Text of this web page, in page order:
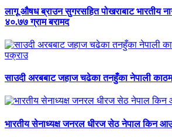
लागू औषध ब्राउन सुगरसहित पोखराबाट भारतीय
४०.७७ ग्राम बरामद
साउदी अरबबाट जहाज चढेका तनहुँका नेपाली
भारतीय सेनाध्यक्ष जनरल धीरज सेठ नेपाल किन